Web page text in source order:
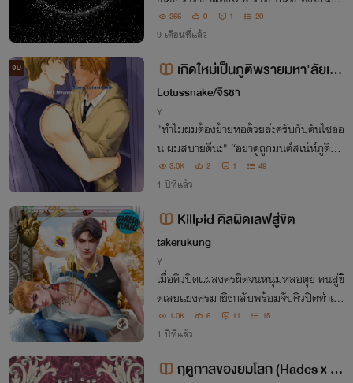
างถูกกักขังในคุกทาร์ทารอสมาเป็นร้อยๆปี จ
นมีท่าน... คนๆเดียวที่ยื่นมือเข้าช่วยข้าจากน
266 0 1 20
9 เดือนที่แล้ว
จบ
เกิดใหม่เป็นภูติพรายมหา'ลัยเท
พเจ้า (วาย NC เทพกรีก, pwp, มีอีบุ๊
ค)
Lotussnake/จิรชา
Y
"ทำไมผมต้องย้ายหอด้วยล่ะครับกัปตันไซออ
น ผมสบายดีนะ" “อย่าดูถูกมนต์สเน่ห์ภูติพร
ายนักเลยเด็กน้อย ไว้ให้นายควบคุมมันได้ดีก
ว่านี้ ค่อยไปเจอเพื่อน ถ้าไม่ระวัง เดี๋ยวได้ท้อ
3.0K 2 1 49
1 ปีที่แล้ว
Killpid คิลผิดเลิฟสู่ขิต
takerukung
Y
เมื่อคิวปิดแผลงศรผิดจนหนุ่มหล่อตุย คนสู่ขิ
ตเลยแย่งศรมายิงกลับพร้อมจับคิวปิดทำเมี
ย 1.0K 6 11 15
1 ปีที่แล้ว
ฤดูกาลของยมโลก (Hades x P